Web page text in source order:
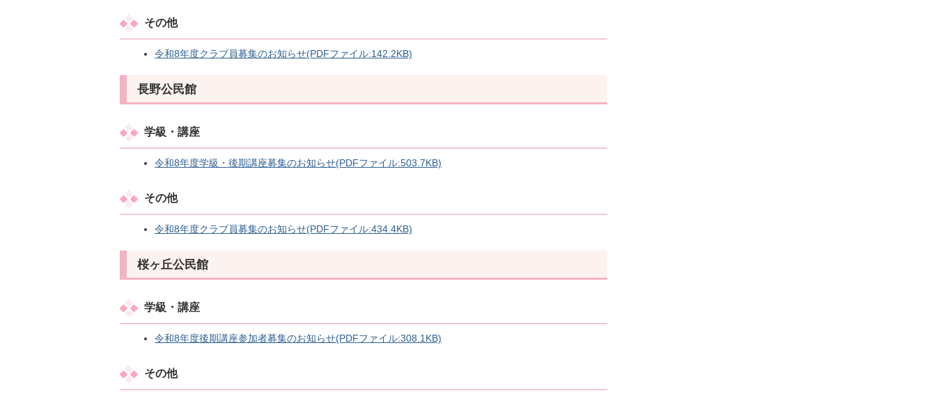
その他
令和8年度クラブ員募集のお知らせ(PDFファイル:142.2KB)
長野公民館
学級・講座
令和8年度学級・後期講座募集のお知らせ(PDFファイル:503.7KB)
その他
令和8年度クラブ員募集のお知らせ(PDFファイル:434.4KB)
桜ヶ丘公民館
学級・講座
令和8年度後期講座参加者募集のお知らせ(PDFファイル:308.1KB)
その他